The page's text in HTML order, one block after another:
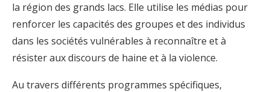
la région des grands lacs. Elle utilise les médias pour
renforcer les capacités des groupes et des individus
dans les sociétés vulnérables à reconnaître et à
résister aux discours de haine et à la violence.
Au travers différents programmes spécifiques,